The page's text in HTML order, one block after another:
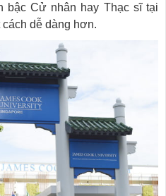
bậc Cử nhân hay Thạc sĩ tại
dễ dàng hơn.